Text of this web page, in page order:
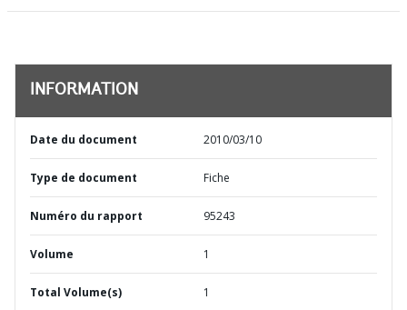
INFORMATION
Date du document 2010/03/10
Type de document Fiche
Numéro du rapport 95243
Volume 1
Total Volume(s) 1